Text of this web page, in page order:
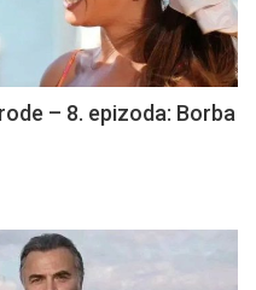
– 8. epizoda: Borba